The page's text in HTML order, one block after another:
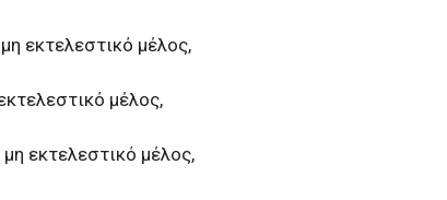
εκτελεστικό μέλος,
μέλος,
εκτελεστικό μέλος,